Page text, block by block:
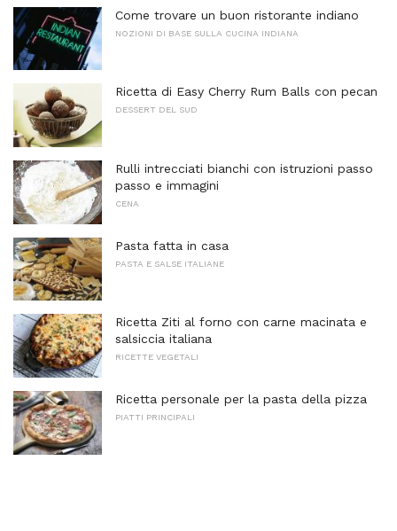
Come trovare un buon ristorante indiano
NOZIONI DI BASE SULLA CUCINA INDIANA
Ricetta di Easy Cherry Rum Balls con pecan
DESSERT DEL SUD
Rulli intrecciati bianchi con istruzioni passo
passo e immagini
CENA
Pasta fatta in casa
PASTA E SALSE ITALIANE
Ricetta Ziti al forno con carne macinata e
salsiccia italiana
RICETTE VEGETALI
Ricetta personale per la pasta della pizza
PIATTI PRINCIPALI